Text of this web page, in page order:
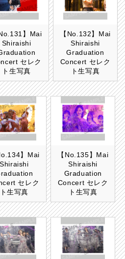
No.131】Mai
Shiraishi
セレク
ト生写真
【No.132】Mai
Shiraishi
Graduation
Concert セレク
ト生写真
】Mai
Shiraishi
セレク
ト生写真
【No.135】Mai
Shiraishi
Graduation
Concert セレク
ト生写真